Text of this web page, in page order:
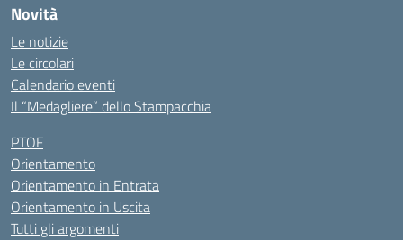
Novità
Le notizie
Le circolari
Calendario eventi
Il “Medagliere” dello Stampacchia
PTOF
Orientamento
Orientamento in Entrata
Orientamento in Uscita
Tutti gli argomenti